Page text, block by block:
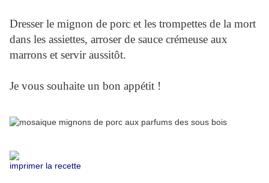
Dresser le mignon de porc et les trompettes de la mort
dans les assiettes, arroser de sauce crémeuse aux
marrons et servir aussitôt.
Je vous souhaite un bon appétit !
imprimer la recette